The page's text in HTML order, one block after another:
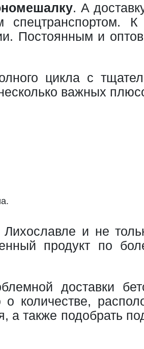
. А
К
Постоянным и
цикла с
важных
и не
продукт по
доставки
количестве,
а также подобрать